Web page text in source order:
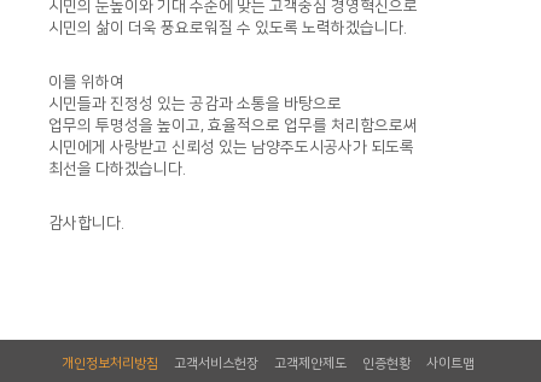
시민의 눈높이와 기대 수준에 맞는 고객중심 경영혁신으로
시민의 삶이 더욱 풍요로워질 수 있도록 노력하겠습니다.
이를 위하여
시민들과 진정성 있는 공감과 소통을 바탕으로
업무의 투명성을 높이고, 효율적으로 업무를 처리함으로써
시민에게 사랑받고 신뢰성 있는 남양주도시공사가 되도록
최선을 다하겠습니다.
감사합니다.
개인정보처리방침 고객서비스헌장 고객제안제도 인증현황 사이트맵